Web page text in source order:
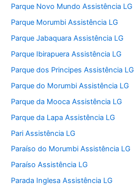
Parque Novo Mundo Assistência LG
Parque Morumbi Assistência LG
Parque Jabaquara Assistência LG
Parque Ibirapuera Assistência LG
Parque dos Principes Assistência LG
Parque do Morumbi Assistência LG
Parque da Mooca Assistência LG
Parque da Lapa Assistência LG
Pari Assistência LG
Paraíso do Morumbi Assistência LG
Paraíso Assistência LG
Parada Inglesa Assistência LG